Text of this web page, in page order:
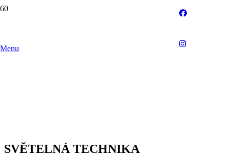
Menu
SVĚTELNÁ TECHNIKA